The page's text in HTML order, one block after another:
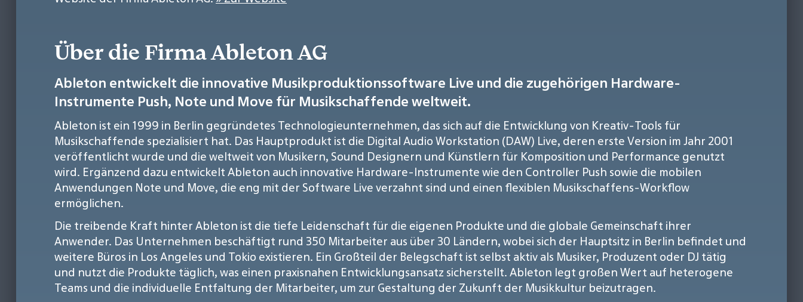
Über die Firma Ableton AG
Ableton entwickelt die innovative Musikproduktionssoftware Live und die zugehörigen Hardware-
Instrumente Push, Note und Move für Musikschaffende weltweit.
Ableton ist ein 1999 in Berlin gegründetes Technologieunternehmen, das sich auf die Entwicklung von Kreativ-Tools für
Musikschaffende spezialisiert hat. Das Hauptprodukt ist die Digital Audio Workstation (DAW) Live, deren erste Version im Jahr 2001
veröffentlicht wurde und die weltweit von Musikern, Sound Designern und Künstlern für Komposition und Performance genutzt
wird. Ergänzend dazu entwickelt Ableton auch innovative Hardware-Instrumente wie den Controller Push sowie die mobilen
Anwendungen Note und Move, die eng mit der Software Live verzahnt sind und einen flexiblen Musikschaffens-Workflow
ermöglichen.
Die treibende Kraft hinter Ableton ist die tiefe Leidenschaft für die eigenen Produkte und die globale Gemeinschaft ihrer
Anwender. Das Unternehmen beschäftigt rund 350 Mitarbeiter aus über 30 Ländern, wobei sich der Hauptsitz in Berlin befindet und
weitere Büros in Los Angeles und Tokio existieren. Ein Großteil der Belegschaft ist selbst aktiv als Musiker, Produzent oder DJ tätig
und nutzt die Produkte täglich, was einen praxisnahen Entwicklungsansatz sicherstellt. Ableton legt großen Wert auf heterogene
Teams und die individuelle Entfaltung der Mitarbeiter, um zur Gestaltung der Zukunft der Musikkultur beizutragen.